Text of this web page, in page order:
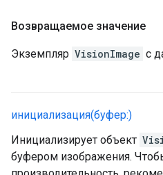
Возвращаемое значение
Экземпляр VisionImage с
инициализация(буфер:)
Инициализирует объект
буфером изображения.